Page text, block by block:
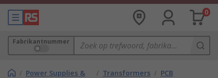
0
Fabrikantnummer
/ Power Supplies &
/ Transformers / PCB